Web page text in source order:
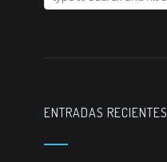
ENTRADAS RECIENTES